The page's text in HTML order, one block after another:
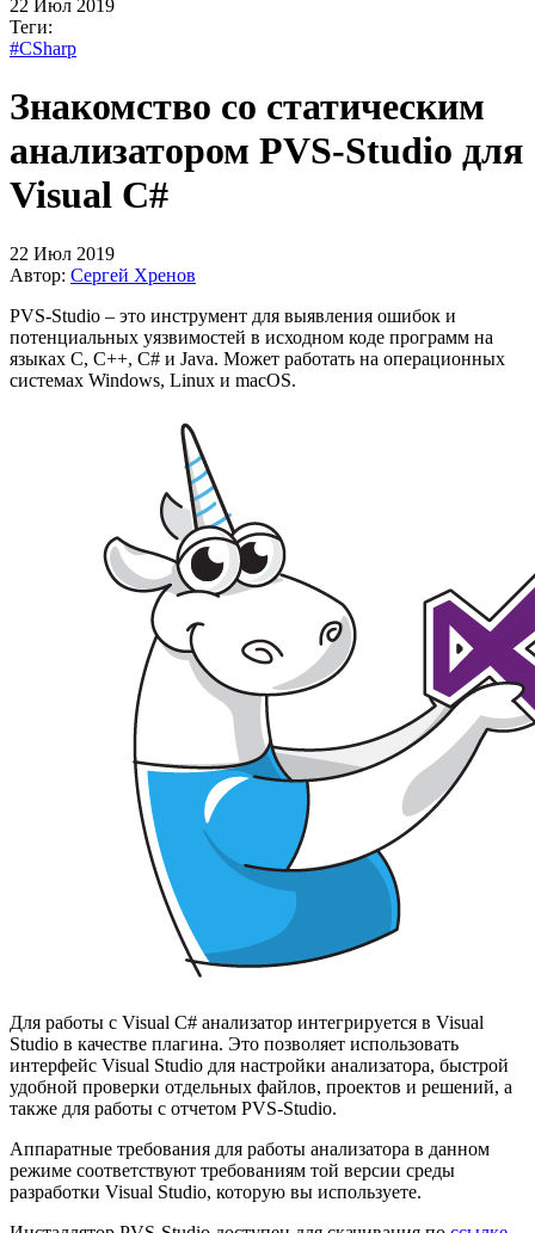
22 Июл 2019
Теги:
#CSharp
Знакомство со статическим
анализатором PVS-Studio для
Visual C#
22 Июл 2019
Автор: Сергей Хренов
PVS-Studio – это инструмент для выявления ошибок и
потенциальных уязвимостей в исходном коде программ на
языках C, C++, C# и Java. Может работать на операционных
системах Windows, Linux и macOS.
Для работы с Visual C# анализатор интегрируется в Visual
Studio в качестве плагина. Это позволяет использовать
интерфейс Visual Studio для настройки анализатора, быстрой
удобной проверки отдельных файлов, проектов и решений, а
также для работы с отчетом PVS-Studio.
Аппаратные требования для работы анализатора в данном
режиме соответствуют требованиям той версии среды
разработки Visual Studio, которую вы используете.